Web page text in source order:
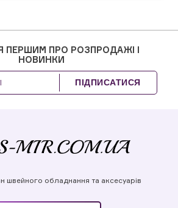
ПЕРШИМ ПРО РОЗПРОДАЖІ І
НОВИНКИ
ПІДПИСАТИСЯ
швейного обладнання та аксесуарів